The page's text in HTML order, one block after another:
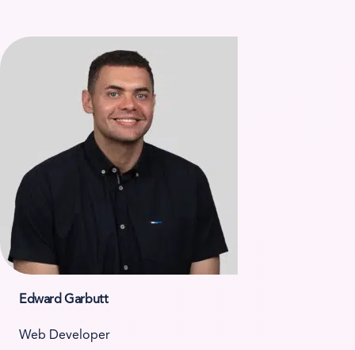
Edward Garbutt
Web Developer